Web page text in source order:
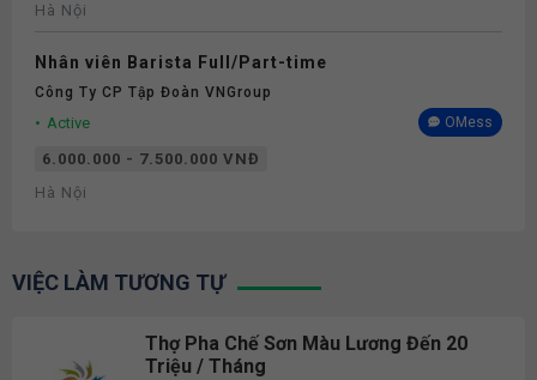
Hà Nội
Nhân viên Barista Full/Part-time
Công Ty CP Tập Đoàn VNGroup
Active OMess
6.000.000 - 7.500.000 VNĐ
Hà Nội
VIỆC LÀM TƯƠNG TỰ
Thợ Pha Chế Sơn Màu Lương Đến 20
Triệu / Tháng